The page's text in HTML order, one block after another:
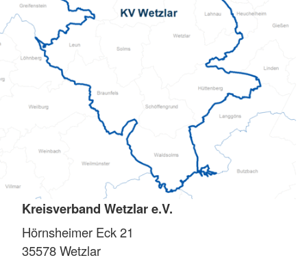
Kreisverband Wetzlar e.V.
Hörnsheimer Eck 21
35578Wetzlar